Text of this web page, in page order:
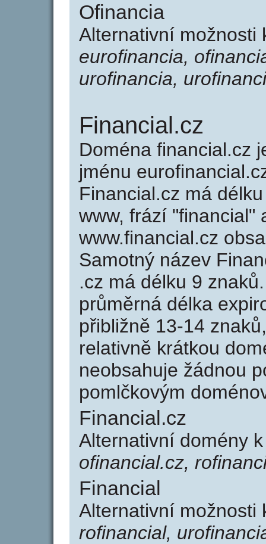
Ofinancia
Alternativní možnosti
eurofinancia,
urofinancia,
Financial.cz
Doména financial.cz
jménu
Financial.cz má
www, frází "financial"
www.financial.cz
Samotný název
.cz má délku 9
průměrná délka
přibližně 13-14
relativně krátkou
neobsahuje žádnou
pomlčkovým
Financial.cz
Alternativní domény
ofinancial.cz,
Financial
Alternativní
rofinancial,